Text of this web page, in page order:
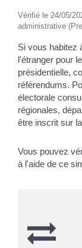
Vérifié le 24/05/
administrative
Si vous habitez
l'étranger pour
présidentielle,
référendums.
électorale
régionales,
être inscrit sur
Vous pouvez
à l'aide de ce